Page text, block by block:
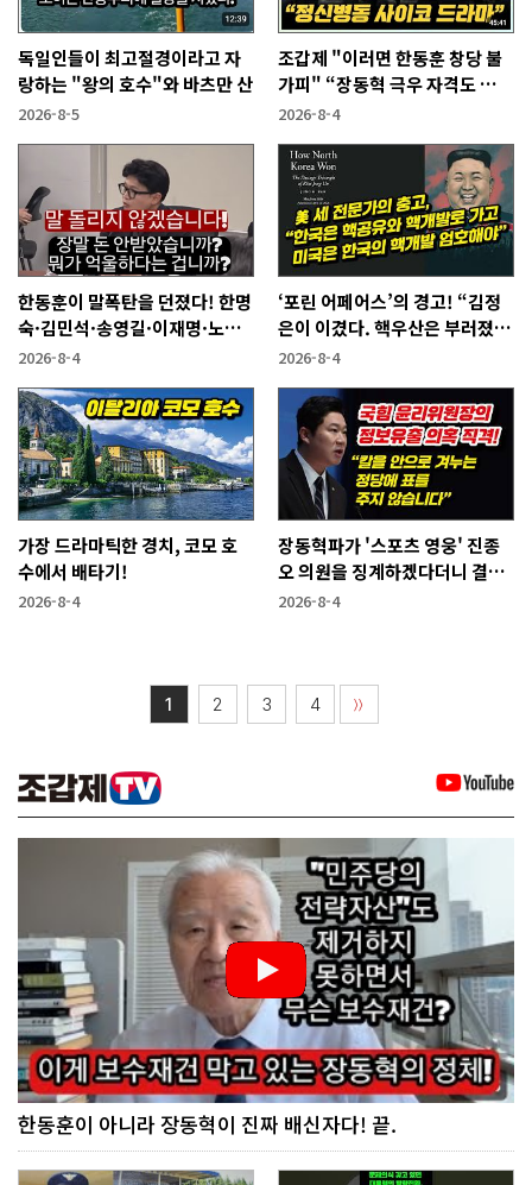
독일인들이 최고절경이라고 자
랑하는 "왕의 호수"와 바츠만 산
2026-8-5
조갑제 "이러면 한동훈 창당 불
가피" “장동혁 극우 자격도 없
어...2억 쓰고 성과 없어”
2026-8-4
한동훈이 말폭탄을 던졌다! 한명
숙·김민석·송영길·이재명·노
무현에게
2026-8-4
‘포린 어페어스’의 경고! “김정
은이 이겼다. 핵우산은 부러졌
다”
2026-8-4
가장 드라마틱한 경치, 코모 호
수에서 배타기!
2026-8-4
장동혁파가 '스포츠 영웅' 진종
오 의원을 징계하겠다더니 결국
···
2026-8-4
1 2 3 4 〉〉
한동훈이 아니라 장동혁이 진짜 배신자다! 끝.